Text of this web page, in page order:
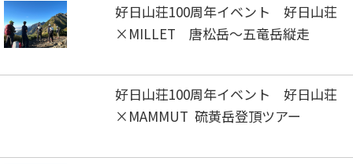
好日山荘100周年イベント 好日山荘
×MILLET 唐松岳～五竜岳縦走
好日山荘100周年イベント 好日山荘
×MAMMUT 硫黄岳登頂ツアー